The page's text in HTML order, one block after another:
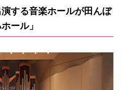
する音楽ホールが田んぼ
ール」